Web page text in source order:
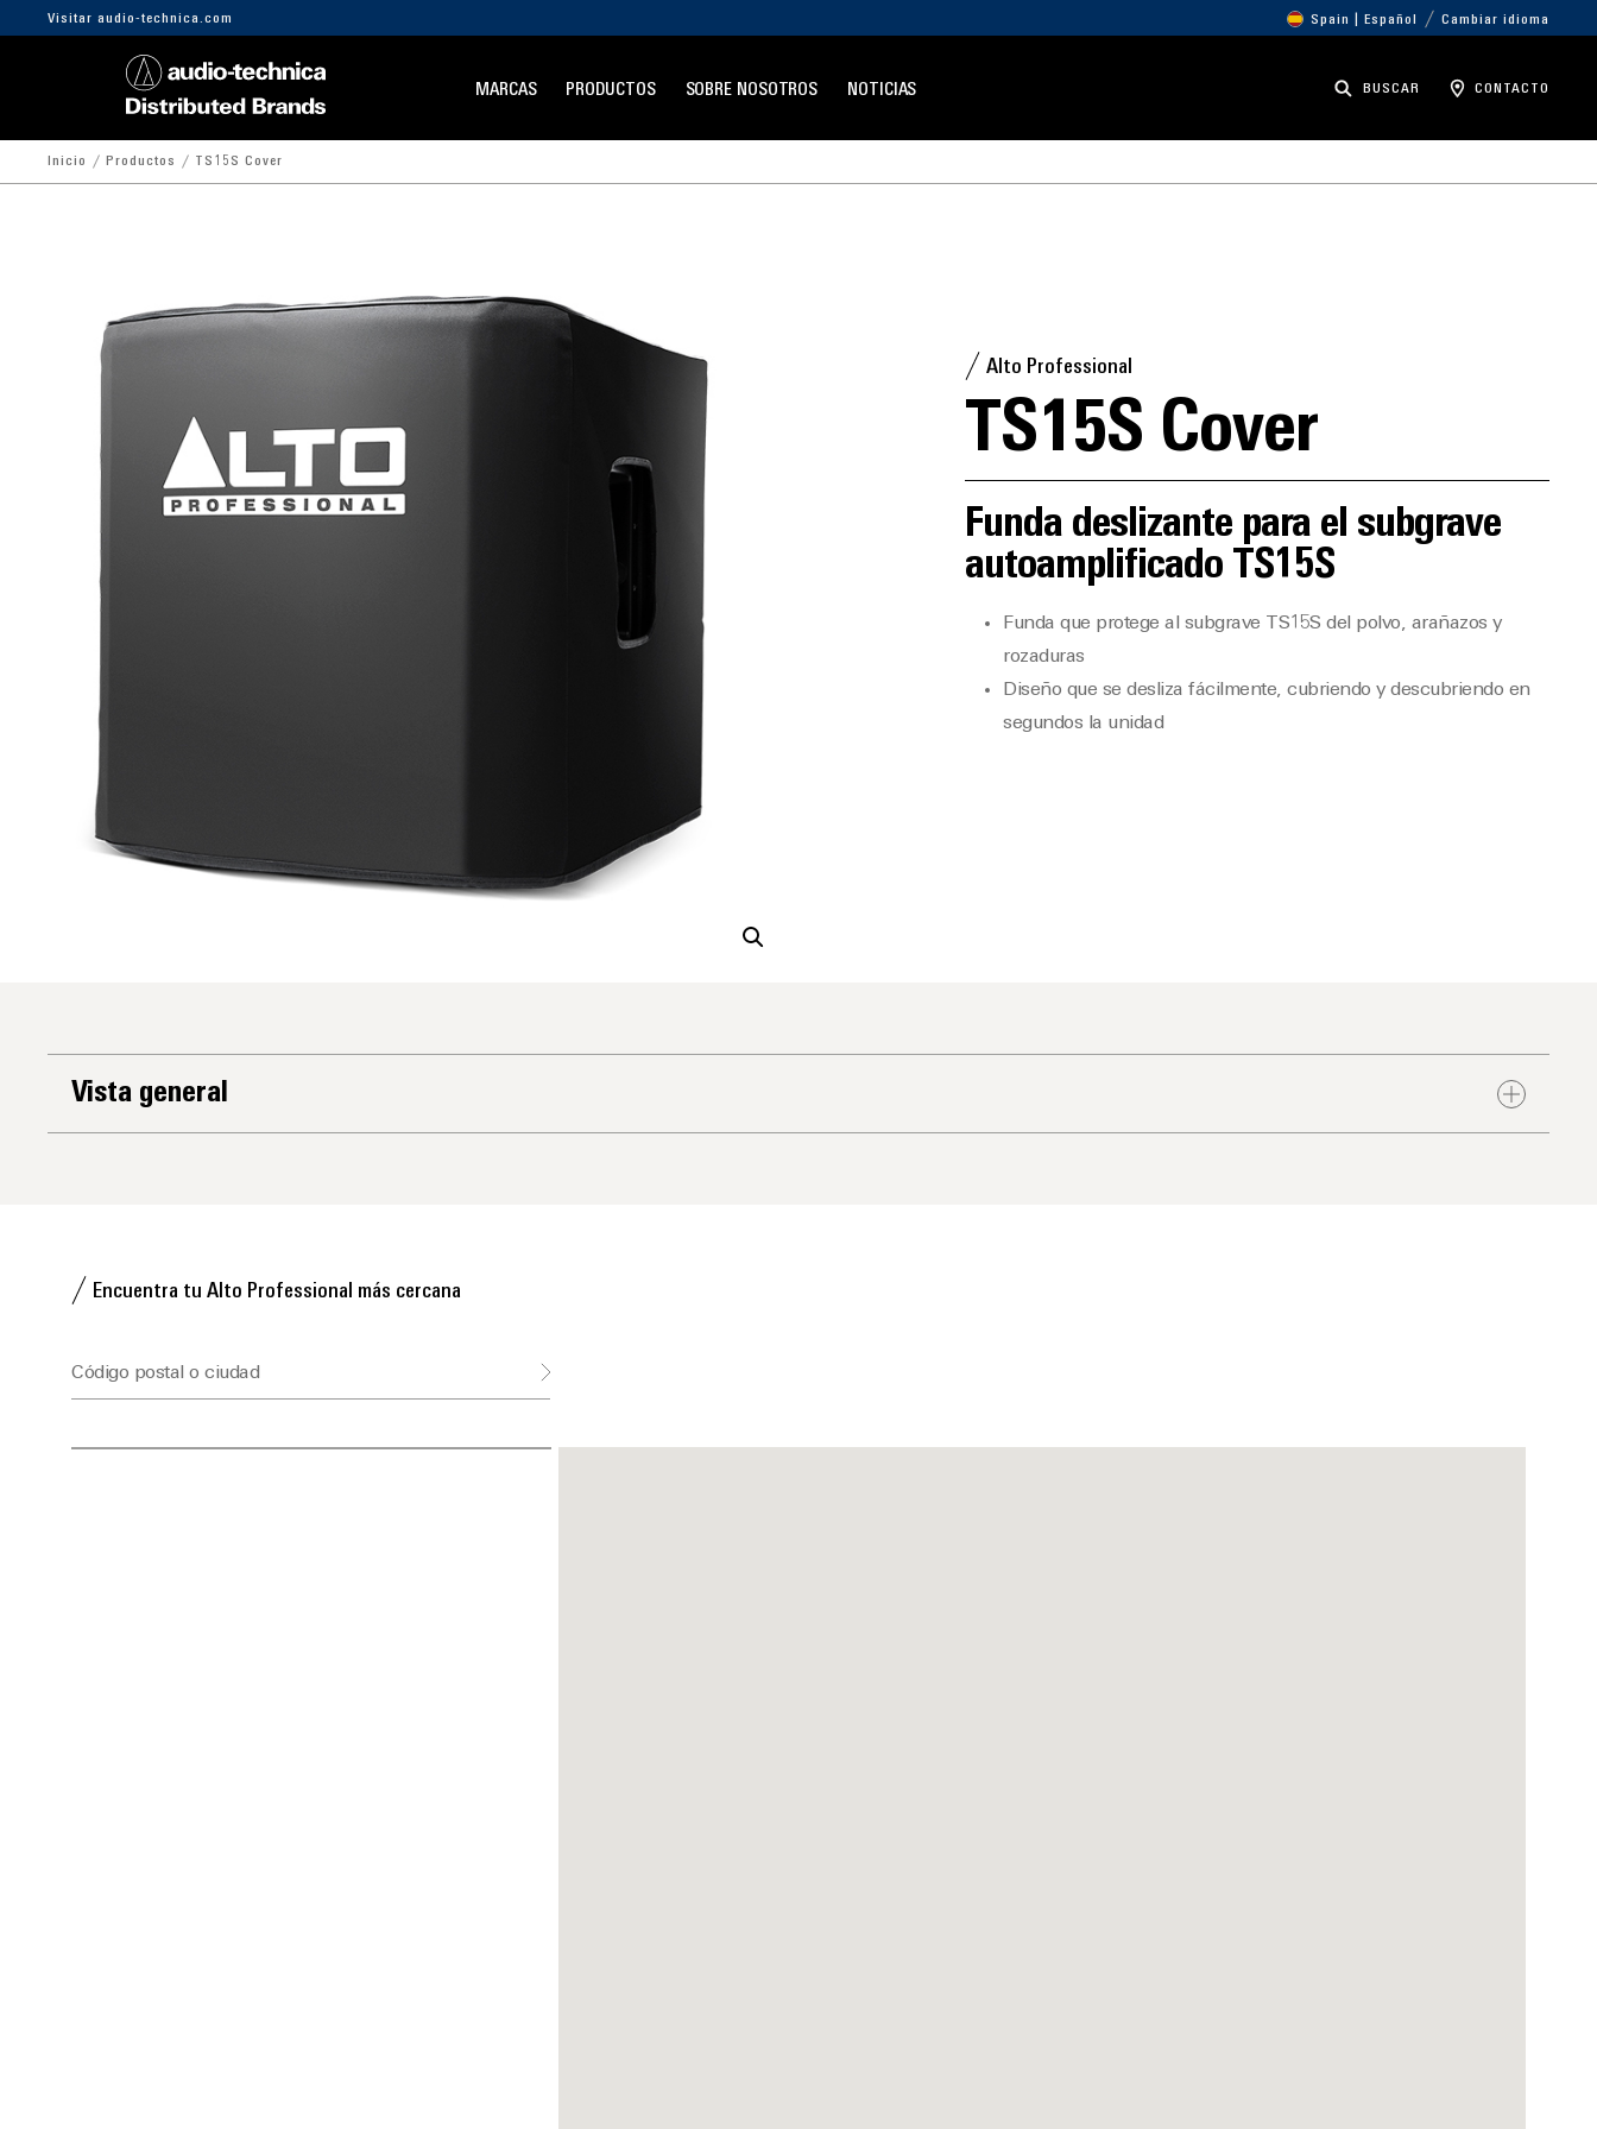
Visitar audio-technica.com Spain | Español Cambiar idioma
MARCAS PRODUCTOS SOBRE NOSOTROS NOTICIAS BUSCAR CONTACTO
Inicio Productos TS15S Cover
Alto Professional
TS15S Cover
Funda deslizante para el subgrave
autoamplificado TS15S
Funda que protege al subgrave TS15S del polvo, arañazos y
rozaduras
Diseño que se desliza fácilmente, cubriendo y descubriendo en
segundos la unidad
Vista general
Encuentra tu Alto Professional más cercana
Código postal o ciudad